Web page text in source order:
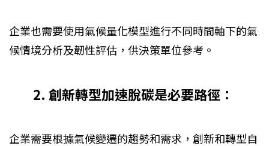
企業也需要使用氣候量化模型進行不同時間軸下的氣
候情境分析及韌性評估，供決策單位參考。
2. 創新轉型加速脫碳是必要路徑：
企業需要根據氣候變遷的趨勢和需求，創新和轉型自